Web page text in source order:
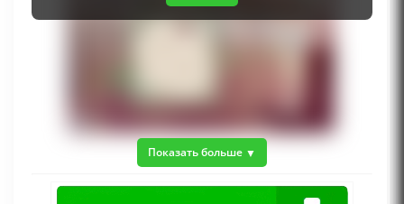
Показать больше